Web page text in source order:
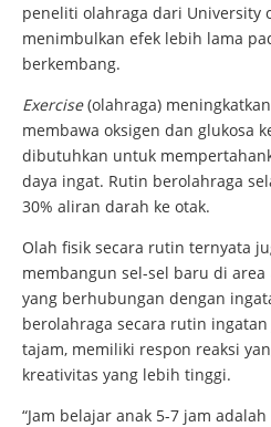
peneliti olahraga dari University
menimbulkan efek lebih lama
berkembang.
Exercise(olahraga)
membawa oksigen dan glukosa
dibutuhkan untuk
daya ingat. Rutin berolahraga
30% aliran darah ke otak.
Olah fisik secara rutin ternyata
membangun sel-sel baru di area
yang berhubungan dengan
berolahraga secara rutin
tajam, memiliki respon reaksi
kreativitas yang lebih tinggi.
“Jam belajar anak 5-7 jam